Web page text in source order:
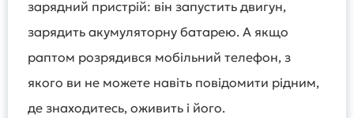
зарядний пристрій: він запустить двигун,
зарядить акумуляторну батарею. А якщо
раптом розрядився мобільний телефон, з
якого ви не можете навіть повідомити рідним,
де знаходитесь, оживить і його.